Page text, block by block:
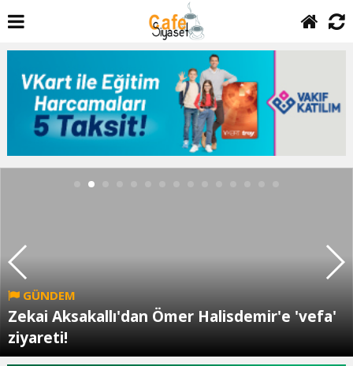
GÜNDEM
Zekai Aksakallı'dan Ömer Halisdemir'e 'vefa'
ziyareti!